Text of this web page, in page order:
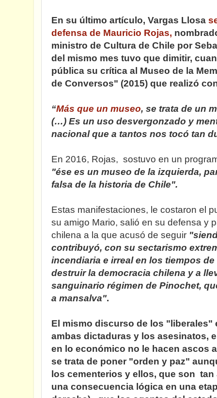
En su último artículo, Vargas Llosa
defensa de Mauricio Rojas,
ministro de Cultura de Chile por
del mismo mes tuvo que dimitir,
pública su crítica al Museo de la
de Conversos" (2015) que realizó
“Más que un museo, se trata de un
(…) Es un uso desvergonzado y
nacional que a tantos nos tocó tan
En 2016, Rojas, sostuvo en un
"ése es un museo de la izquierda,
falsa de la historia de Chile".
Estas manifestaciones, le costaron el
su amigo Mario, salió en su defensa y
chilena a la que acusó de seguir
contribuyó, con su sectarismo
incendiaria e irreal en los tiempos
destruir la democracia chilena y a
sanguinario régimen de Pinochet,
a mansalva".
El mismo discurso de los "liberales"
ambas dictaduras y los asesinatos,
en lo económico no le hacen ascos
se trata de poner "orden y paz"
los cementerios y ellos, que son
una consecuencia lógica en una